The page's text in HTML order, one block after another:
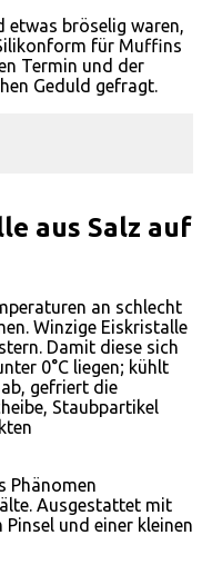
etwas bröselig waren,
für Muffins
Termin und der
Geduld gefragt.
aus Salz auf
an schlecht
Winzige Eiskristalle
Damit diese sich
0°C liegen; kühlt
gefriert die
Staubpartikel
Phänomen
Ausgestattet mit
und einer kleinen